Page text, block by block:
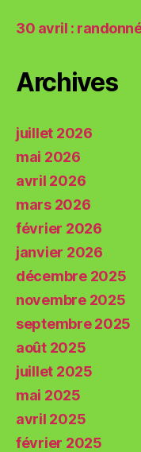
30 avril :
Archives
juillet 2026
mai 2026
avril 2026
mars 2026
février 2026
janvier 2026
décembre 2025
novembre 2025
septembre 2025
août 2025
juillet 2025
mai 2025
avril 2025
février 2025